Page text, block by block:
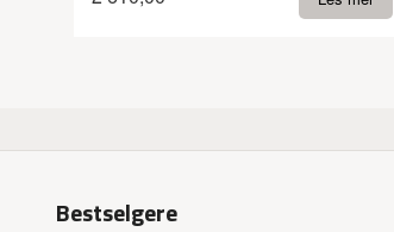
Bestselgere